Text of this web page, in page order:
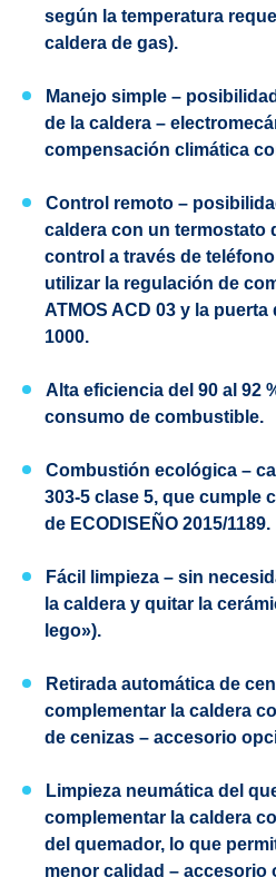
según la temperatura
caldera de gas).
Manejo simple –
de la caldera –
compensación climática
Control remoto –
caldera con un termostato
control a través de
utilizar la regulación de
ATMOS ACD 03 y la puerta
1000.
Alta eficiencia del 90 al 92
consumo de combustible.
Combustión ecológica –
303-5 clase 5, que cumple
de ECODISEÑO 2015/1189.
Fácil limpieza – sin
la caldera y quitar la
lego»).
Retirada automática de
complementar la caldera
de cenizas – accesorio
Limpieza neumática del
complementar la caldera
del quemador, lo que
menor calidad – accesorio